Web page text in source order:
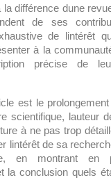
différence dune
de ses
de lintérêt
à la
précise de
est le prolongement
scientifique, lauteur
à ne pas trop
lintérêt de sa
en montrant en
la conclusion quels